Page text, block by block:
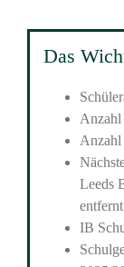
Das
Anzahl
Anzahl
Leeds
entfernt
IB